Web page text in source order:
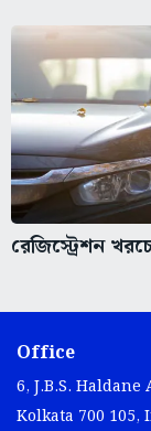
রেজিস্ট্রেশন
Office
6, J.B.S. Haldane
Kolkata 700 105,